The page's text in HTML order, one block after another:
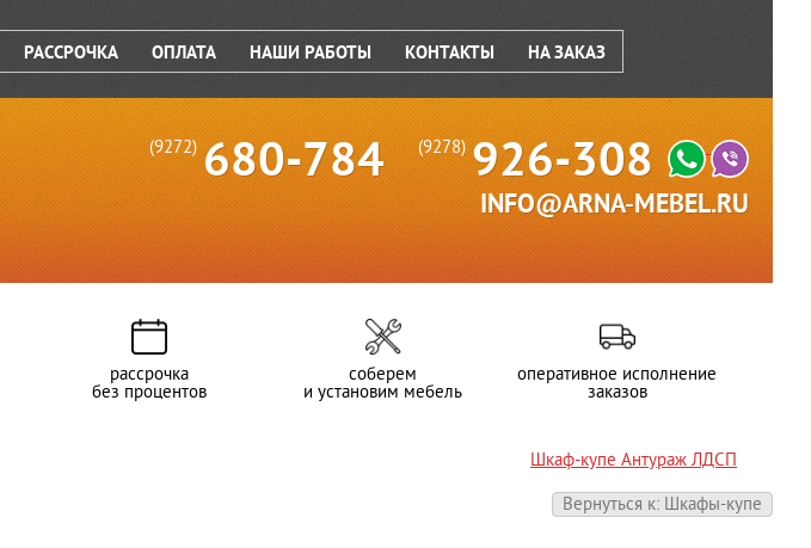
РАССРОЧКА ОПЛАТА НАШИ РАБОТЫ КОНТАКТЫ НА ЗАКАЗ
(9272) 680-784 (9278) 926-308
INFO@ARNA-MEBEL.RU
рассрочка
без процентов
соберем
и установим мебель
оперативное исполнение
заказов
Шкаф-купе Антураж ЛДСП
Вернуться к: Шкафы-купе